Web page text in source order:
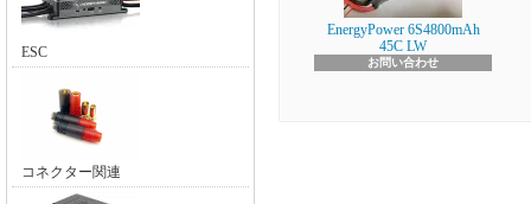
ESC
コネクター関連
EnergyPower 6S4800mAh
45C LW
お問い合わせ